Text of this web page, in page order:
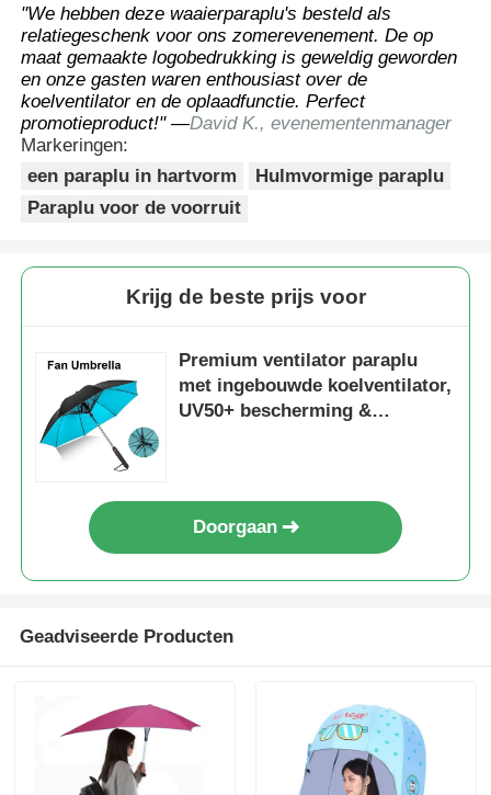
"We hebben deze waaierparaplu's besteld als
relatiegeschenk voor ons zomerevenement. De op
maat gemaakte logobedrukking is geweldig geworden
en onze gasten waren enthousiast over de
koelventilator en de oplaadfunctie. Perfect
promotieproduct!" —David K., evenementenmanager
Markeringen:
een paraplu in hartvorm
Hulmvormige paraplu
Paraplu voor de voorruit
Krijg de beste prijs voor
Premium ventilator paraplu
met ingebouwde koelventilator,
UV50+ bescherming &
Doorgaan
Geadviseerde Producten